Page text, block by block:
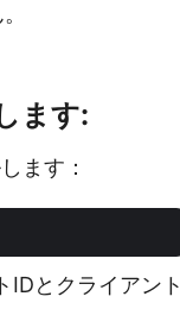
ます:
ます：
IDとクライアント